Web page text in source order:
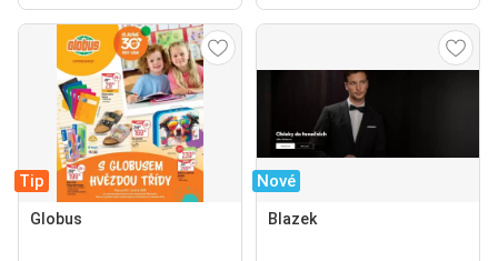
Tip
Globus
Nové
Blazek